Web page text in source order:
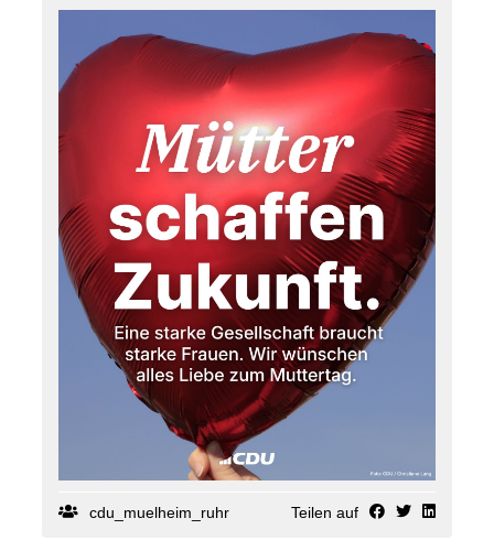
cdu_muelheim_ruhr Teilen auf